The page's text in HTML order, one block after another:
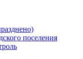
поселения